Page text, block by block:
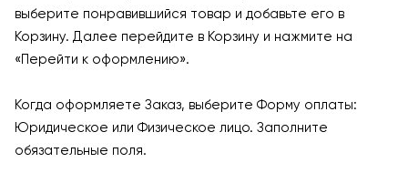
выберите понравившийся товар и добавьте его в
Корзину. Далее перейдите в Корзину и нажмите на
«Перейти к оформлению».
Когда оформляете Заказ, выберите Форму оплаты:
Юридическое или Физическое лицо. Заполните
обязательные поля.